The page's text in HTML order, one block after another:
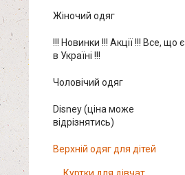
Жіночий одяг
!!! Новинки !!! Акції !!! Все, що є
в Україні !!!
Чоловічий одяг
Disney (ціна може
відрізнятись)
Верхній одяг для дітей